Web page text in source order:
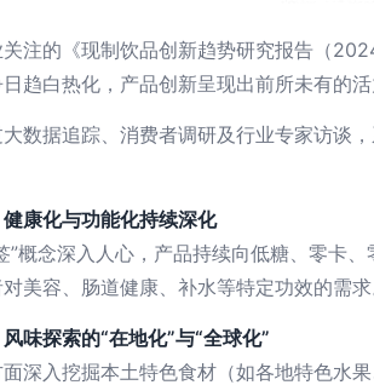
注的《现制饮品创新趋势研究报告（
趋白热化，产品创新呈现出前所未有的活
数据追踪、消费者调研及行业专家访谈
康化与功能化持续深化
”概念深入人心，产品持续向低糖、零卡
美容、肠道健康、补水等特定功效的需求
味探索的“在地化”与“全球化”
深入挖掘本土特色食材（如各地特色水